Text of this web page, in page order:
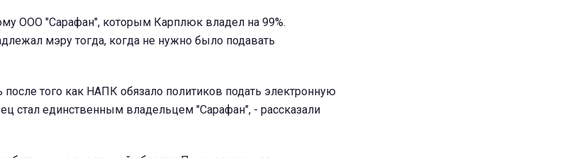
ООО "Сарафан", которым Карплюк владел на 99%.
мэру тогда, когда не нужно было подавать
того как НАПК обязало политиков подать электронную
стал единственным владельцем "Сарафан", - рассказали